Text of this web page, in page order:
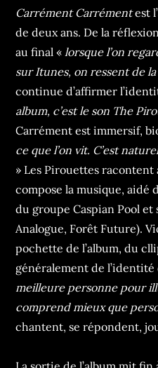
Carrément Carrémentest
de deux ans. De la
au final «lorsque l’on
sur Itunes, on ressent de
continue d’affirmer
album, c’est le son The
Carrément est immersif,
ce que l’on vit. C’est
» Les Pirouettes
compose la musique, aidé
du groupe Caspian Pool
Analogue, Forêt Future).
pochette de l’album, du
généralement de
meilleure personne pour
comprend mieux que
chantent, se répondent,